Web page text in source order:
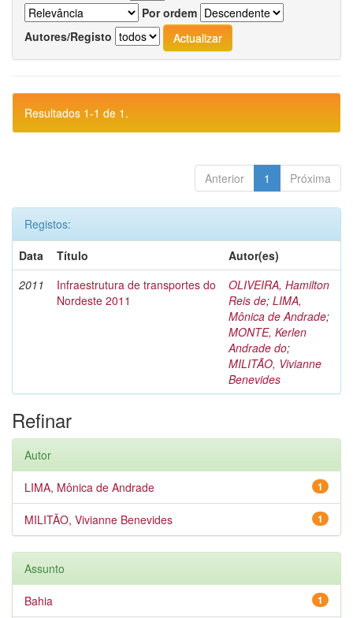
Por ordem
Autores/Registo
Resultados 1-1 de 1.
Anterior 1 Próxima
Registos:
Data
Título
Autor(es)
2011
Infraestrutura de transportes do
Nordeste 2011
OLIVEIRA, Hamilton
Reis de; LIMA,
Mônica de Andrade;
MONTE, Kerlen
Andrade do;
MILITÃO, Vivianne
Benevides
Refinar
Autor
1
LIMA, Mônica de Andrade
1
MILITÃO, Vivianne Benevides
Assunto
1
Bahia